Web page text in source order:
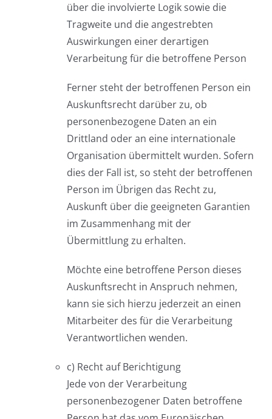
über die involvierte Logik sowie die
Tragweite und die angestrebten
Auswirkungen einer derartigen
Verarbeitung für die betroffene Person
Ferner steht der betroffenen Person ein
Auskunftsrecht darüber zu, ob
personenbezogene Daten an ein
Drittland oder an eine internationale
Organisation übermittelt wurden. Sofern
dies der Fall ist, so steht der betroffenen
Person im Übrigen das Recht zu,
Auskunft über die geeigneten Garantien
im Zusammenhang mit der
Übermittlung zu erhalten.
Möchte eine betroffene Person dieses
Auskunftsrecht in Anspruch nehmen,
kann sie sich hierzu jederzeit an einen
Mitarbeiter des für die Verarbeitung
Verantwortlichen wenden.
c) Recht auf Berichtigung
Jede von der Verarbeitung
personenbezogener Daten betroffene